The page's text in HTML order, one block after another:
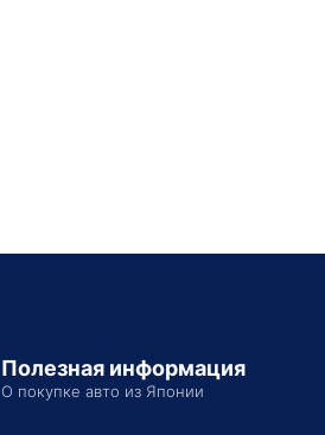
Полезная информация
О покупке авто из Японии